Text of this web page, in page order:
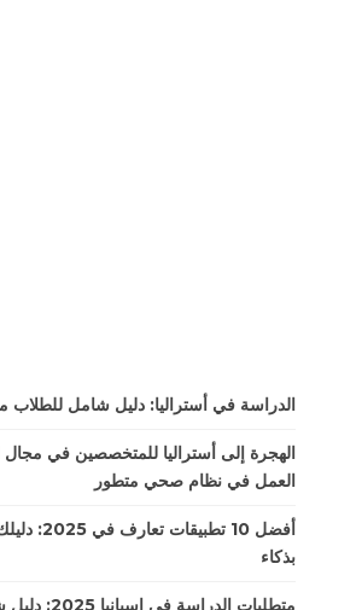
الدراسة في أستراليا: دليل شامل للطلاب
الهجرة إلى أستراليا للمتخصصين في
العمل في نظام صحي متطور
أفضل 10
بذكاء
متطلبات